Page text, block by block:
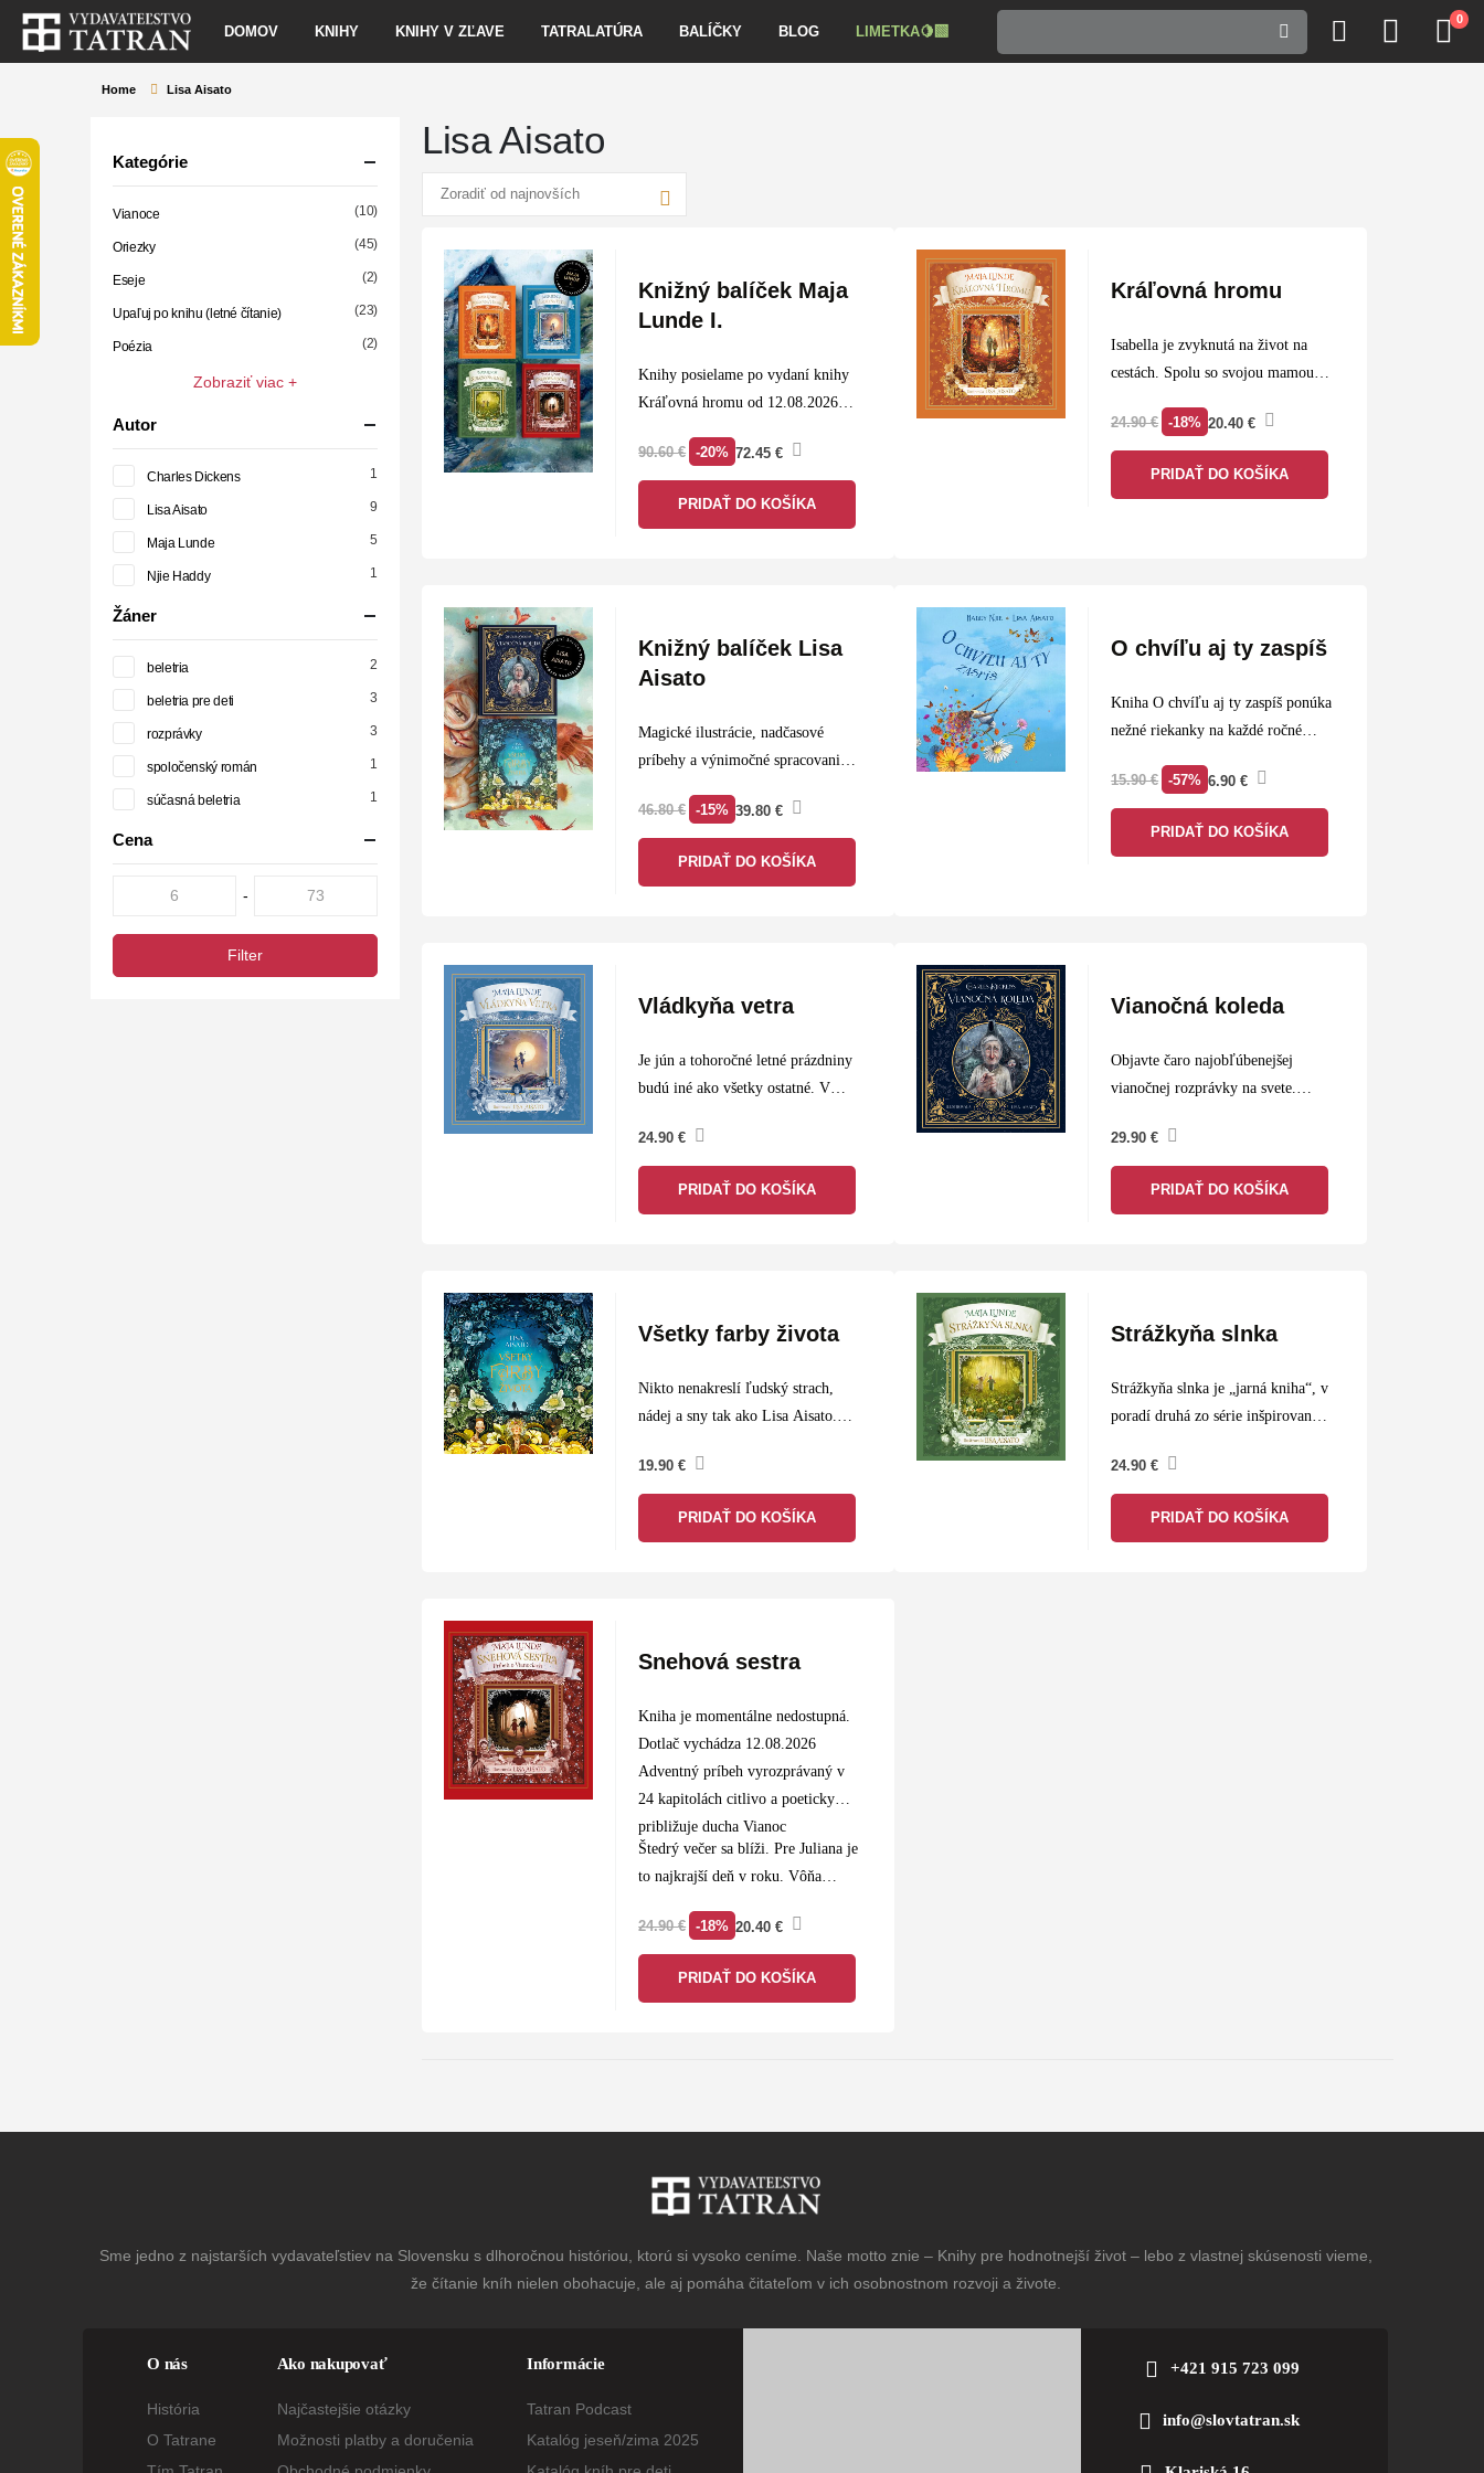
DOMOV KNIHY KNIHY V ZĽAVE TATRALATÚRA BALÍČKY BLOG LIMETKA🍋‍🟩
0
Home Lisa Aisato
Lisa Aisato
Knižný balíček Maja
Lunde I.
Knihy posielame po vydaní knihy
Kráľovná hromu od 12.08.2026
obdobia od Maji Lunde a
ilustrátorky Lisy Aisato – štyri
výnimočné knihy, ktoré spájajú
90.60€ -20% 72.45€
PRIDAŤ DO KOŠÍKA
Kráľovná hromu
Isabella je zvyknutá na život na
cestách. Spolu so svojou mamou sa
miesto, vždy za novým začiatkom.
Napriek tomu však Isabella cíti, že
v nej…
24.90€ -18% 20.40€
PRIDAŤ DO KOŠÍKA
Knižný balíček Lisa
Aisato
Magické ilustrácie, nadčasové
príbehy a výnimočné spracovanie.
výnimočné knihy s ilustráciami
Lisy Aisato, jednej z
najobľúbenejších súčasných
46.80€ -15% 39.80€
PRIDAŤ DO KOŠÍKA
O chvíľu aj ty zaspíš
Kniha O chvíľu aj ty zaspíš ponúka
nežné riekanky na každé ročné
sniežika cez rozkvitnuté jarné lúky
a hrejivé letá až po farebnú jeseň…
15.90€ -57% 6.90€
PRIDAŤ DO KOŠÍKA
Vládkyňa vetra
Je jún a tohoročné letné prázdniny
budú iné ako všetky ostatné. V
skončila strašná vojna, a zatiaľ čo
dospelí pracujú, deti pošlú cez
24.90€
PRIDAŤ DO KOŠÍKA
Vianočná koleda
Objavte čaro najobľúbenejšej
vianočnej rozprávky na svete.
Dickensa prinášame po 180 rokoch
v špeciálnom ilustrovanom
prevedení Lisy Aisato. Vianočná
29.90€
PRIDAŤ DO KOŠÍKA
Všetky farby života
Nikto nenakreslí ľudský strach,
nádej a sny tak ako Lisa Aisato.
vybrala svoje najlepšie ilustrácie,
niektoré už známe ale aj úplne
nové, a napísala k…
19.90€
PRIDAŤ DO KOŠÍKA
Strážkyňa slnka
Strážkyňa slnka je „jarná kniha“, v
poradí druhá zo série inšpirovanej
ilustrátorky Lisy Aisato. Lilly žije
so svojim starým otcom vo svete, z
ktorého zmizlo…
24.90€
PRIDAŤ DO KOŠÍKA
Snehová sestra
Kniha je momentálne nedostupná.
Dotlač vychádza 12.08.2026
Adventný príbeh vyrozprávaný v
24 kapitolách citlivo a poeticky
približuje ducha Vianoc
Štedrý večer sa blíži. Pre Juliana je
to najkrajší deň v roku. Vôňa…
24.90€ -18% 20.40€
PRIDAŤ DO KOŠÍKA
Kategórie
Vianoce (10)
Oriezky (45)
Eseje (2)
Upaľuj po knihu (letné čítanie) (23)
Poézia (2)
Zobraziť viac +
Autor
Charles Dickens 1
Lisa Aisato 9
Maja Lunde 5
Njie Haddy 1
Žáner
beletria 2
beletria pre deti 3
rozprávky 3
spoločenský román 1
súčasná beletria 1
Cena
-
Filter
Sme jedno z najstarších vydavateľstiev na Slovensku s dlhoročnou históriou, ktorú si vysoko ceníme. Naše motto znie – Knihy pre hodnotnejší život – lebo z vlastnej skúsenosti vieme,
že čítanie kníh nielen obohacuje, ale aj pomáha čitateľom v ich osobnostnom rozvoji a živote.
O nás
História
O Tatrane
Ako nakupovať
Najčastejšie otázky
Možnosti platby a doručenia
Informácie
Tatran Podcast
Katalóg jeseň/zima 2025
+421 915 723 099
info@slovtatran.sk